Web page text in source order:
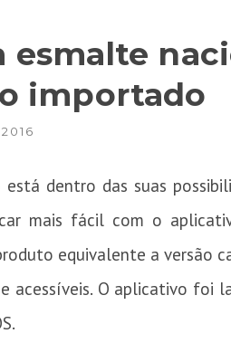
importado
dentro das suas
mais fácil com o
equivalente a versão
acessíveis. O aplicativo foi